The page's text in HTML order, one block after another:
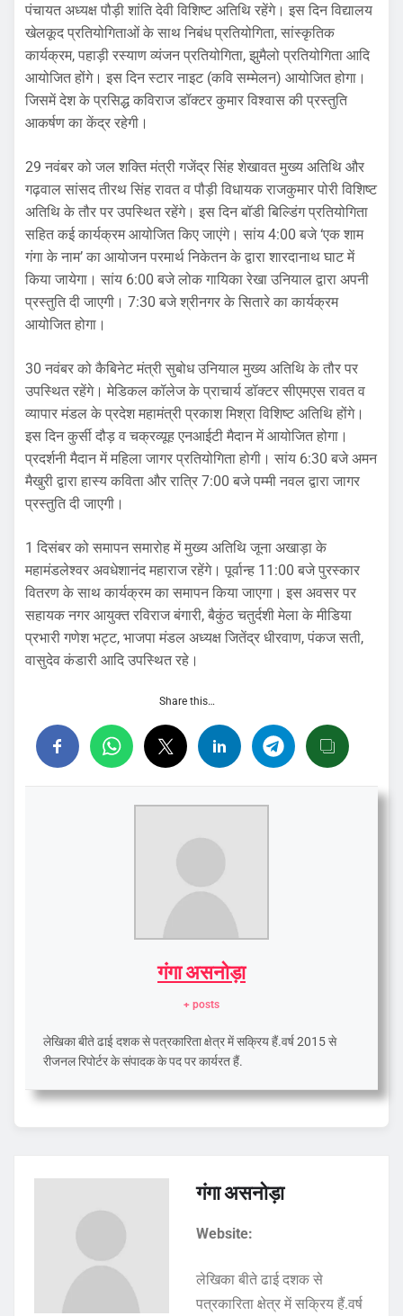
पंचायत अध्यक्ष पौड़ी शांति देवी विशिष्ट अतिथि रहेंगे। इस दिन विद्यालय
खेलकूद प्रतियोगिताओं के साथ निबंध प्रतियोगिता, सांस्कृतिक
कार्यक्रम, पहाड़ी रस्याण व्यंजन प्रतियोगिता, झुमैलो प्रतियोगिता आदि
आयोजित होंगे। इस दिन स्टार नाइट (कवि सम्मेलन) आयोजित होगा।
जिसमें देश के प्रसिद्ध कविराज डॉक्टर कुमार विश्वास की प्रस्तुति
आकर्षण का केंद्र रहेगी।
29 नवंबर को जल शक्ति मंत्री गजेंद्र सिंह शेखावत मुख्य अतिथि और
गढ़वाल सांसद तीरथ सिंह रावत व पौड़ी विधायक राजकुमार पोरी विशिष्ट
अतिथि के तौर पर उपस्थित रहेंगे। इस दिन बॉडी बिल्डिंग प्रतियोगिता
सहित कई कार्यक्रम आयोजित किए जाएंगे। सांय 4:00 बजे ‘एक शाम
गंगा के नाम’ का आयोजन परमार्थ निकेतन के द्वारा शारदानाथ घाट में
किया जायेगा। सांय 6:00 बजे लोक गायिका रेखा उनियाल द्वारा अपनी
प्रस्तुति दी जाएगी। 7:30 बजे श्रीनगर के सितारे का कार्यक्रम
आयोजित होगा।
30 नवंबर को कैबिनेट मंत्री सुबोध उनियाल मुख्य अतिथि के तौर पर
उपस्थित रहेंगे। मेडिकल कॉलेज के प्राचार्य डॉक्टर सीएमएस रावत व
व्यापार मंडल के प्रदेश महामंत्री प्रकाश मिश्रा विशिष्ट अतिथि होंगे।
इस दिन कुर्सी दौड़ व चक्रव्यूह एनआईटी मैदान में आयोजित होगा।
प्रदर्शनी मैदान में महिला जागर प्रतियोगिता होगी। सांय 6:30 बजे अमन
मैखुरी द्वारा हास्य कविता और रात्रि 7:00 बजे पम्मी नवल द्वारा जागर
प्रस्तुति दी जाएगी।
1 दिसंबर को समापन समारोह में मुख्य अतिथि जूना अखाड़ा के
महामंडलेश्वर अवधेशानंद महाराज रहेंगे। पूर्वान्ह 11:00 बजे पुरस्कार
वितरण के साथ कार्यक्रम का समापन किया जाएगा। इस अवसर पर
सहायक नगर आयुक्त रविराज बंगारी, बैकुंठ चतुर्दशी मेला के मीडिया
प्रभारी गणेश भट्ट, भाजपा मंडल अध्यक्ष जितेंद्र धीरवाण, पंकज सती,
वासुदेव कंडारी आदि उपस्थित रहे।
Share this…
गंगा असनोड़ा
+ posts
लेखिका बीते ढाई दशक से पत्रकारिता क्षेत्र में सक्रिय हैं.वर्ष 2015 से
रीजनल रिपोर्टर के संपादक के पद पर कार्यरत हैं.
गंगा असनोड़ा
Website:
लेखिका बीते ढाई दशक से
पत्रकारिता क्षेत्र में सक्रिय हैं.वर्ष